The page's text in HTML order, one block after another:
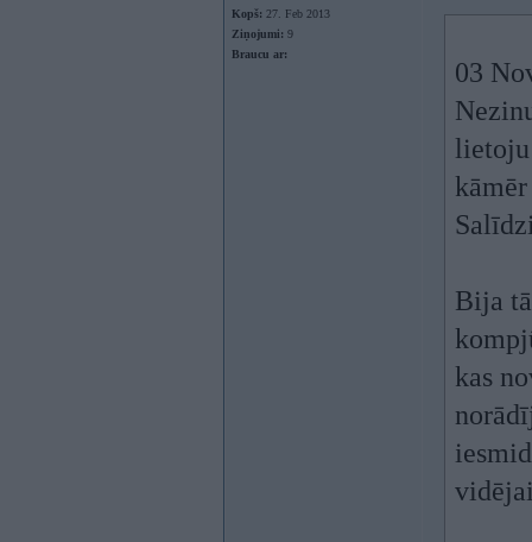
Kopš: 27. Feb 2013
Ziņojumi: 9
Braucu ar:
03
Bija
kas